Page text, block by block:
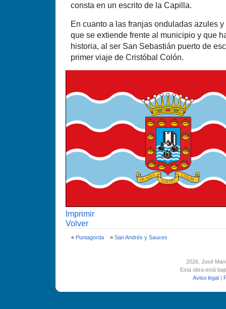
consta en un escrito de la Capilla.
En cuanto a las franjas onduladas azules
que se extiende frente al municipio y que
historia, al ser San Sebastián puerto de
primer viaje de Cristóbal Colón.
Imprimir
Volver
« Puntagorda» San Andrés y Sauces
2026, José
Esta obra está
Aviso legal |